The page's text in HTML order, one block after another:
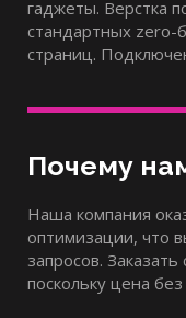
гаджеты. Верстка
стандартных zero-
страниц.
Почему
Наша компания
оптимизации, что
запросов.
поскольку цена